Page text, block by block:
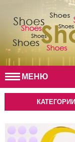
МЕНЮ
КАТЕГОРИИ